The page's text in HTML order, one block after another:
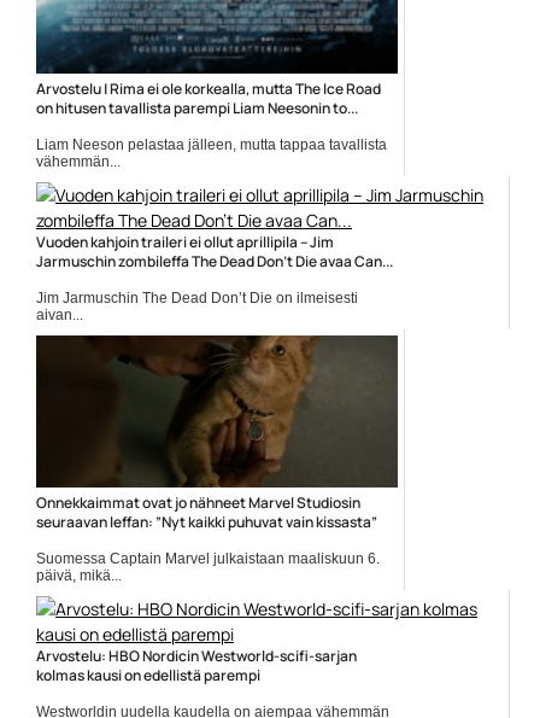
Arvostelu | Rima ei ole korkealla, mutta The Ice Road
on hitusen tavallista parempi Liam Neesonin to...
Liam Neeson pelastaa jälleen, mutta tappaa tavallista
vähemmän...
Elokuva-arvostelut
Vuoden kahjoin traileri ei ollut aprillipila – Jim
Jarmuschin zombileffa The Dead Don’t Die avaa Can...
Jim Jarmuschin The Dead Don’t Die on ilmeisesti
aivan...
Adam Driver
Onnekkaimmat ovat jo nähneet Marvel Studiosin
seuraavan leffan: ”Nyt kaikki puhuvat vain kissasta”
Suomessa Captain Marvel julkaistaan maaliskuun 6.
päivä, mikä...
Brie Larson
Arvostelu: HBO Nordicin Westworld-scifi-sarjan
kolmas kausi on edellistä parempi
Westworldin uudella kaudella on aiempaa vähemmän